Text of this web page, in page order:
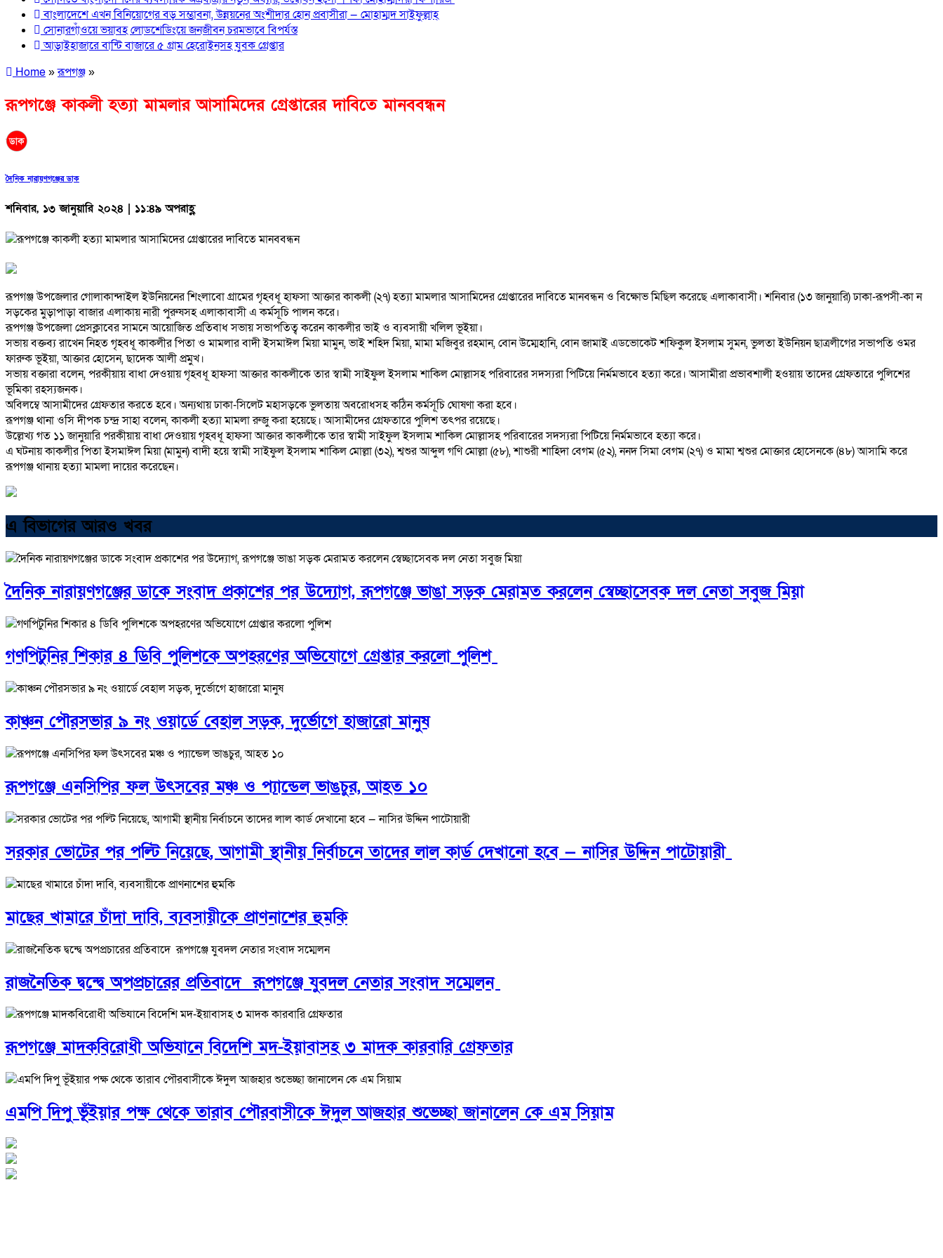
বাংলাদেশে এখন বিনিয়োগের বড় সম্ভাবনা, উন্নয়নের অংশীদার হোন প্রবাসীরা — মোহাম্মদ সাইফুল্লাহ্
সোনারগাঁওয়ে ভয়াবহ লোডশেডিংয়ে জনজীবন চরমভাবে বিপর্যস্ত
আড়াইহাজারে বান্টি বাজারে ৫ গ্রাম হেরোইনসহ যুবক গ্রেপ্তার
Home»রূপগঞ্জ»
রূপগঞ্জে কাকলী হত্যা মামলার আসামিদের গ্রেপ্তারের দাবিতে মানববন্ধন
দৈনিক নারায়ণগঞ্জের ডাক
শনিবার, ১৩ জানুয়ারি ২০২৪ | ১১:৪৯ অপরাহ্ণ
রূপগঞ্জ উপজেলার গোলাকান্দাইল ইউনিয়নের শিংলাবো গ্রামের গৃহবধূ হাফসা আক্তার কাকলী (২৭) হত্যা মামলার আসামিদের গ্রেপ্তারের দাবিতে মানবন্ধন ও বিক্ষোভ মিছিল করেছে এলাকাবাসী। শনিবার (১৩ জানুয়ারি) ঢাকা-রূপসী-কা ন
সড়কের মুড়াপাড়া বাজার এলাকায় নারী পুরুষসহ এলাকাবাসী এ কর্মসূচি পালন করে।
রূপগঞ্জ উপজেলা প্রেসক্লাবের সামনে আয়োজিত প্রতিবাধ সভায় সভাপতিত্ব করেন কাকলীর ভাই ও ব্যবসায়ী খলিল ভূইয়া।
সভায় বক্তব্য রাখেন নিহত গৃহবধূ কাকলীর পিতা ও মামলার বাদী ইসমাঈল মিয়া মামুন, ভাই শহিদ মিয়া, মামা মজিবুর রহমান, বোন উম্মেহানি, বোন জামাই এডভোকেট শফিকুল ইসলাম সুমন, ভুলতা ইউনিয়ন ছাত্রলীগের সভাপতি ওমর
ফারুক ভূইয়া, আক্তার হোসেন, ছাদেক আলী প্রমুখ।
সভায় বক্তারা বলেন, পরকীয়ায় বাধা দেওয়ায় গৃহবধূ হাফসা আক্তার কাকলীকে তার স্বামী সাইফুল ইসলাম শাকিল মোল্লাসহ পরিবারের সদস্যরা পিটিয়ে নির্মমভাবে হত্যা করে। আসামীরা প্রভাবশালী হওয়ায় তাদের গ্রেফতারে পুলিশের
ভূমিকা রহস্যজনক।
অবিলম্বে আসামীদের গ্রেফতার করতে হবে। অন্যথায় ঢাকা-সিলেট মহাসড়কে ভুলতায় অবরোধসহ কঠিন কর্মসূচি ঘোষণা করা হবে।
রূপগঞ্জ থানা ওসি দীপক চন্দ্র সাহা বলেন, কাকলী হত্যা মামলা রুজু করা হয়েছে। আসামীদের গ্রেফতারে পুলিশ তৎপর রয়েছে।
উল্লেখ্য গত ১১ জানুয়ারি পরকীয়ায় বাধা দেওয়ায় গৃহবধূ হাফসা আক্তার কাকলীকে তার স্বামী সাইফুল ইসলাম শাকিল মোল্লাসহ পরিবারের সদস্যরা পিটিয়ে নির্মমভাবে হত্যা করে।
এ ঘটনায় কাকলীর পিতা ইসমাঈল মিয়া (মামুন) বাদী হয়ে স্বামী সাইফুল ইসলাম শাকিল মোল্লা (৩২), শ্বশুর আব্দুল গণি মোল্লা (৫৮), শাশুরী শাহিদা বেগম (৫২), ননদ সিমা বেগম (২৭) ও মামা শ্বশুর মোক্তার হোসেনকে (৪৮) আসামি করে
রূপগঞ্জ থানায় হত্যা মামলা দায়ের করেছেন।
এ বিভাগের আরও খবর
দৈনিক নারায়ণগঞ্জের ডাকে সংবাদ প্রকাশের পর উদ্যোগ, রূপগঞ্জে ভাঙা সড়ক মেরামত করলেন স্বেচ্ছাসেবক দল নেতা সবুজ মিয়া
গণপিটুনির শিকার ৪ ডিবি পুলিশকে অপহরণের অভিযোগে গ্রেপ্তার করলো পুলিশ
কাঞ্চন পৌরসভার ৯ নং ওয়ার্ডে বেহাল সড়ক, দুর্ভোগে হাজারো মানুষ
রূপগঞ্জে এনসিপির ফল উৎসবের মঞ্চ ও প্যান্ডেল ভাঙচুর, আহত ১০
সরকার ভোটের পর পল্টি নিয়েছে, আগামী স্থানীয় নির্বাচনে তাদের লাল কার্ড দেখানো হবে — নাসির উদ্দিন পাটোয়ারী
মাছের খামারে চাঁদা দাবি, ব্যবসায়ীকে প্রাণনাশের হুমকি
রাজনৈতিক দ্বন্দ্বে অপপ্রচারের প্রতিবাদে ‎রূপগঞ্জে যুবদল নেতার সংবাদ সম্মেলন ‎
রূপগঞ্জে মাদকবিরোধী অভিযানে বিদেশি মদ-ইয়াবাসহ ৩ মাদক কারবারি গ্রেফতার
এমপি দিপু ভূঁইয়ার পক্ষ থেকে তারাব পৌরবাসীকে ঈদুল আজহার শুভেচ্ছা জানালেন কে এম সিয়াম